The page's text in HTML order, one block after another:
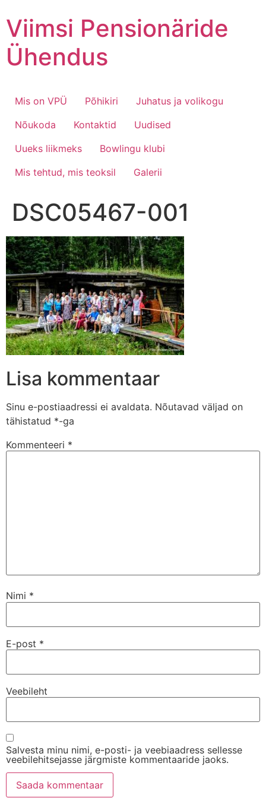
to
content
Viimsi Pensionäride
Ühendus
Mis on VPÜ Põhikiri
Juhatus ja volikogu
Nõukoda
Kontaktid
Uudised
Uueks liikmeks
Bowlingu klubi
Mis tehtud, mis teoksil
Galerii
DSC05467-001
Lisa kommentaar
Sinu e-postiaadressi ei avaldata. Nõutavad väljad on
tähistatud *-ga
Kommenteeri *
Nimi *
E-post *
Veebileht
Salvesta minu nimi, e-posti- ja veebiaadress sellesse
veebilehitsejasse järgmiste kommentaaride jaoks.